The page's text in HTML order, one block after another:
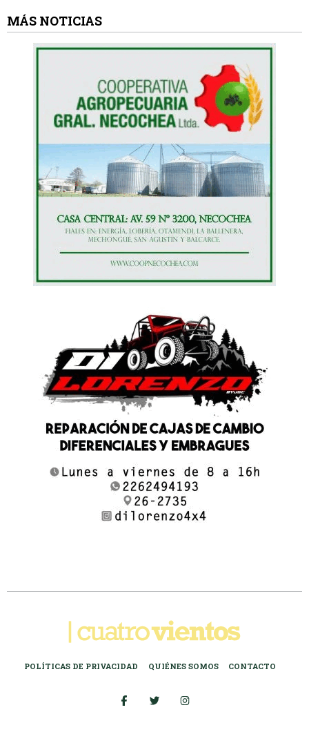
MÁS NOTICIAS
POLÍTICAS DE PRIVACIDAD QUIÉNES SOMOS CONTACTO